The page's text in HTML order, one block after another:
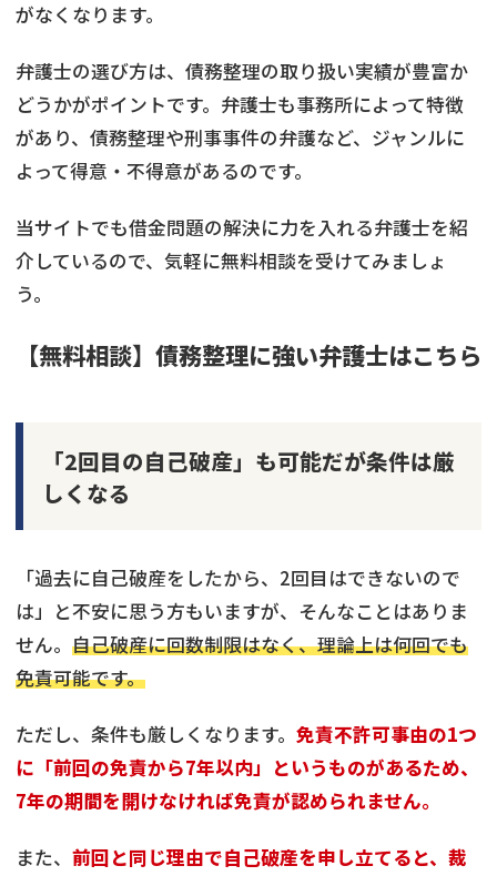
がなくなります。
弁護士の選び方は、債務整理の取り扱い実績が豊富か
どうかがポイントです。弁護士も事務所によって特徴
があり、債務整理や刑事事件の弁護など、ジャンルに
よって得意・不得意があるのです。
当サイトでも借金問題の解決に力を入れる弁護士を紹
介しているので、気軽に無料相談を受けてみましょ
う。
【無料相談】債務整理に強い弁護士はこちら
「2回目の自己破産」も可能だが条件は厳
しくなる
「過去に自己破産をしたから、2回目はできないので
は」と不安に思う方もいますが、そんなことはありま
せん。 自己破産に回数制限はなく、理論上は何回でも
免責可能です。
ただし、条件も厳しくなります。 免責不許可事由の1つ
に「前回の免責から7年以内」というものがあるため、
7年の期間を開けなければ免責が認められません。
また、 前回と同じ理由で自己破産を申し立てると、裁